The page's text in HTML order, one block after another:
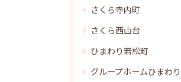
さくら寺内町
さくら西山台
ひまわり若松町
グループホームひまわり